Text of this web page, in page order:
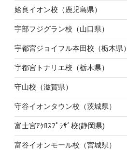
姶良イオン校（鹿児島県）
宇部フジグラン校（山口県）
宇都宮ジョイフル本田校（栃木県）
宇都宮トナリエ校（栃木県）
守山校（滋賀県）
守谷イオンタウン校（茨城県）
富士宮ｱｸﾛｽﾌﾟﾗｻﾞ校(静岡県)
富谷イオンモール校（宮城県）